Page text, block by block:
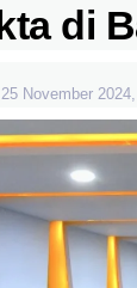
di
25 November